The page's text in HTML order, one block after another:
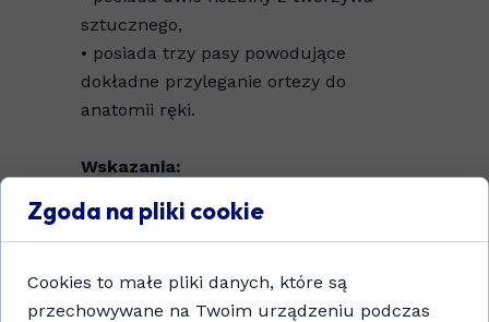
sztucznego,
• posiada trzy pasy powodujące
dokładne przyleganie ortezy do
anatomii ręki.
Wskazania:
• unieruchomienie przy zwyrodnieniu
• syndrom cieśli nadgarstka,
• zapalenie pochewki ścięgna,
Zgoda na pliki cookie
Cookies to małe pliki danych, które są
przechowywane na Twoim urządzeniu podczas